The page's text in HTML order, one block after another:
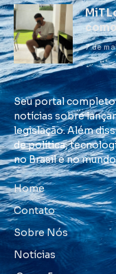
MiT
7 de
Seu portal
notícias sobre
legislação. Além
de política,
no Brasil e no
Home
Contato
Sobre Nós
Notícias